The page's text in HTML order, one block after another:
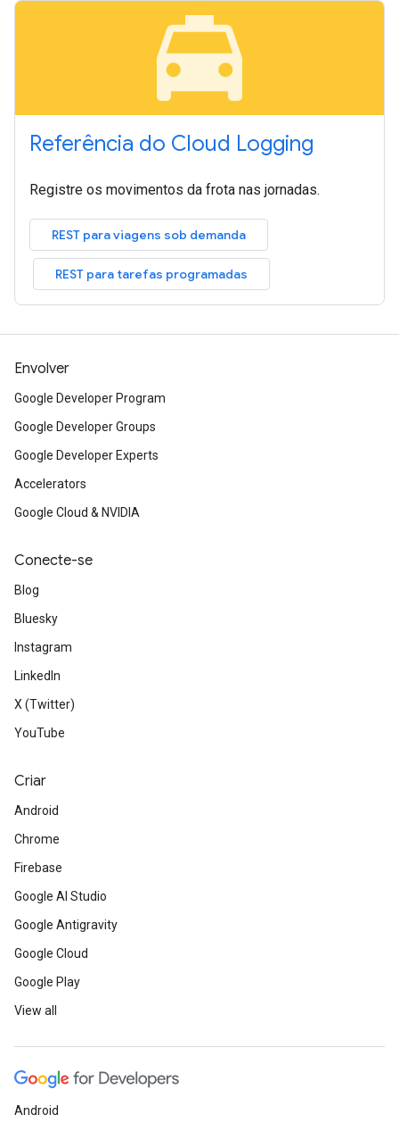
local_taxi
Referência do Cloud Logging
Registre os movimentos da frota nas jornadas.
REST para viagens sob demanda
REST para tarefas programadas
Envolver
Google Developer Program
Google Developer Groups
Google Developer Experts
Accelerators
Google Cloud & NVIDIA
Conecte-se
Blog
Bluesky
Instagram
LinkedIn
X (Twitter)
YouTube
Criar
Android
Chrome
Firebase
Google AI Studio
Google Antigravity
Google Cloud
Google Play
View all
Android